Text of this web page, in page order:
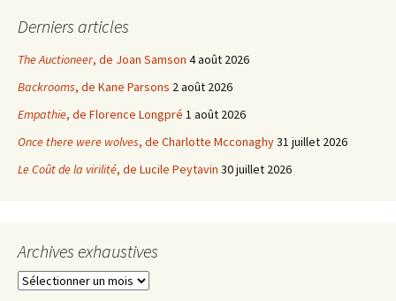
Derniers articles
The Auctioneer, de Joan Samson 4 août 2026
Backrooms, de Kane Parsons 2 août 2026
Empathie, de Florence Longpré 1 août 2026
Once there were wolves, de Charlotte Mcconaghy31 juillet 2026
Le Coût de la virilité, de Lucile Peytavin 30 juillet 2026
Archives exhaustives
Archives